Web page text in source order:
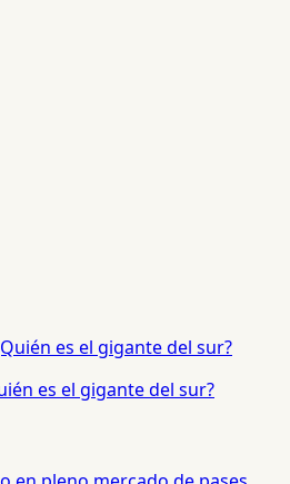
es el gigante del sur?